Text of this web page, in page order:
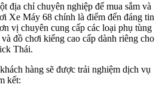
địa chỉ chuyên nghiệp để mua sắm và
Xe Máy 68 chính là điểm đến đáng tin
vị chuyên cung cấp các loại phụ tùng
đồ chơi kiểng cao cấp dành riêng cho
Thái.
hàng sẽ được trải nghiệm dịch vụ
kết: